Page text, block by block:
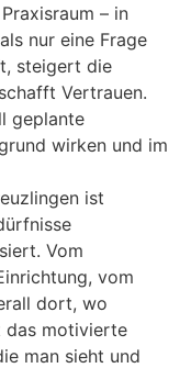
– in
nur eine Frage
steigert die
Vertrauen.
geplante
wirken und im
ist
Vom
vom
dort, wo
das motivierte
man sieht und